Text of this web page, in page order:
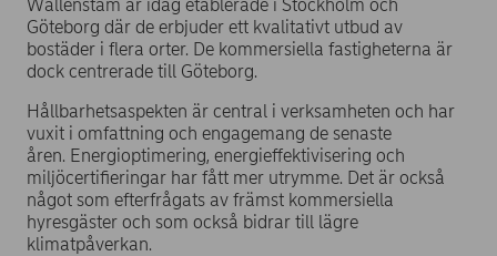
Wallenstam är idag etablerade i Stockholm och
Göteborg där de erbjuder ett kvalitativt utbud av
bostäder i flera orter. De kommersiella fastigheterna är
dock centrerade till Göteborg.
Hållbarhetsaspekten är central i verksamheten och har
vuxit i omfattning och engagemang de senaste
åren. Energioptimering, energieffektivisering och
miljöcertifieringar har fått mer utrymme. Det är också
något som efterfrågats av främst kommersiella
hyresgäster och som också bidrar till lägre
klimatpåverkan.